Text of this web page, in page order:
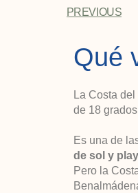
PREVIOUS
Qué
La Costa
de 18
Es una de
de sol y
Pero la